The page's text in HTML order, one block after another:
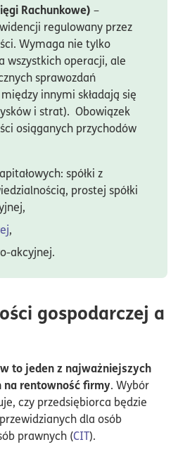
Rachunkowe) –
regulowany przez
Wymaga nie tylko
wszystkich operacji, ale
sprawozdań
innymi składają się
i strat). Obowiązek
osiąganych przychodów
spółki z
prostej spółki
,
akcyjnej.
gospodarczej a
to jeden z najważniejszych
na rentowność firmy. Wybór
czy przedsiębiorca będzie
dla osób
prawnych (CIT).